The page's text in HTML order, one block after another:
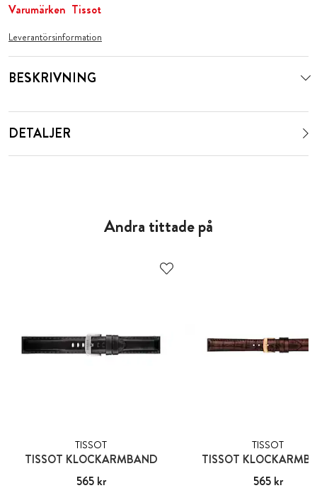
Varumärken Tissot
Leverantörsinformation
BESKRIVNING
DETALJER
Andra tittade på
TISSOT
TISSOT KLOCKARMBAND
Pris:565 kr
565 kr
TISSOT
TISSOT
Pris:565 kr
565 kr